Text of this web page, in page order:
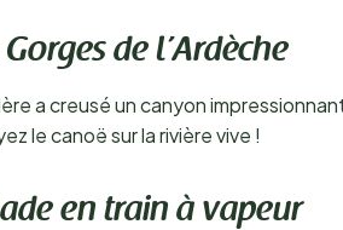
Gorges de l’Ardèche
a creusé un canyon
le canoë sur la rivière vive !
en train à vapeur